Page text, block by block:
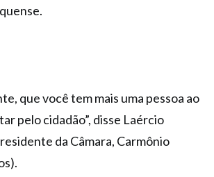
que você tem mais uma pessoa ao
pelo cidadão”, disse Laércio
da Câmara, Carmônio